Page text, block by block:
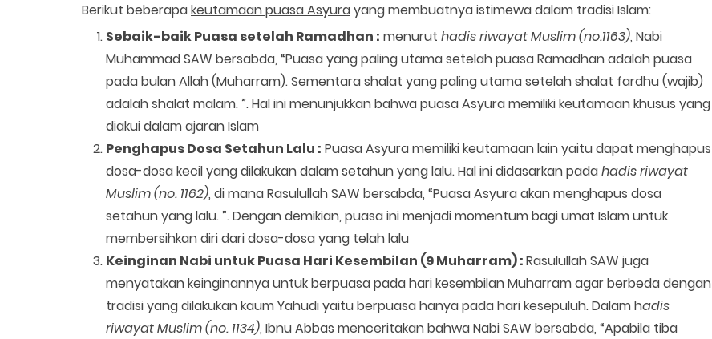
Berikut beberapakeutamaan puasa Asyurayang membuatnya istimewa dalam tradisi Islam:
Sebaik-baik Puasa setelah Ramadhan : menurut hadis riwayat Muslim (no.1163), Nabi
Muhammad SAW bersabda, “Puasa yang paling utama setelah puasa Ramadhan adalah puasa
pada bulan Allah (Muharram). Sementara shalat yang paling utama setelah shalat fardhu (wajib)
adalah shalat malam. ”. Hal ini menunjukkan bahwa puasa Asyura memiliki keutamaan khusus yang
diakui dalam ajaran Islam
Penghapus Dosa Setahun Lalu : Puasa Asyura memiliki keutamaan lain yaitu dapat menghapus
dosa-dosa kecil yang dilakukan dalam setahun yang lalu. Hal ini didasarkan padahadis riwayat
Muslim (no. 1162), di mana Rasulullah SAW bersabda, “Puasa Asyura akan menghapus dosa
setahun yang lalu. ”. Dengan demikian, puasa ini menjadi momentum bagi umat Islam untuk
membersihkan diri dari dosa-dosa yang telah lalu
Keinginan Nabi untuk Puasa Hari Kesembilan (9 Muharram) :Rasulullah SAW juga
menyatakan keinginannya untuk berpuasa pada hari kesembilan Muharram agar berbeda dengan
tradisi yang dilakukan kaum Yahudi yaitu berpuasa hanya pada hari kesepuluh. Dalam hadis
riwayat Muslim (no. 1134), Ibnu Abbas menceritakan bahwa Nabi SAW bersabda, “Apabila tiba